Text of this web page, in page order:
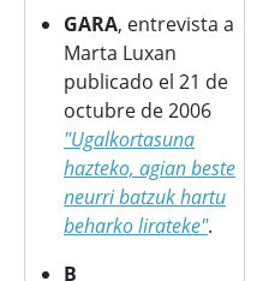
GARA, entrevista a
Marta Luxan
publicado el 21 de
octubre de 2006
"Ugalkortasuna
hazteko, agian beste
neurri batzuk hartu
beharko lirateke".
B